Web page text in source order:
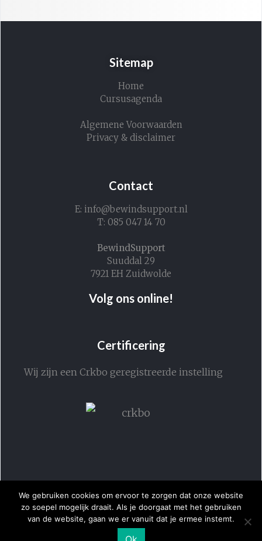
Sitemap
Home
Cursusagenda
Algemene Voorwaarden
Privacy & disclaimer
Contact
E: info@bewindsupport.nl
T: 085 047 14 70
BewindSupport
Suuddal 29
7921 EH Zuidwolde
Volg ons online!
Certificering
Wij zijn een Crkbo geregistreerde instelling
We gebruiken cookies om ervoor te zorgen dat onze website
zo soepel mogelijk draait. Als je doorgaat met het gebruiken
van de website, gaan we er vanuit dat je ermee instemt.